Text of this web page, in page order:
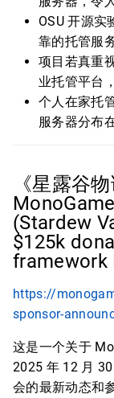
OSU 开源实
靠的托管服
项目若真重
业托管平台
个人在家托
服务器分布
《星露谷
(Stardew
$125k
framework
https://
sponsor-
这是一个关于
2025 年 12 月
会的最新动态和